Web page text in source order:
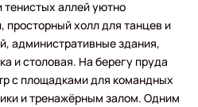
аллей уютно
просторный холл для танцев и
административные здания,
и столовая. На берегу пруда
с площадками для командных
и тренажёрным залом. Одним